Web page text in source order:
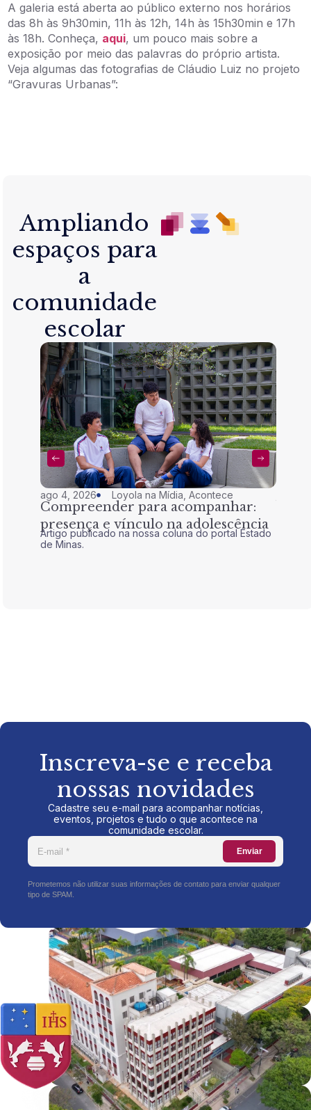
A galeria está aberta ao público externo nos horários
das 8h às 9h30min, 11h às 12h, 14h às 15h30min e 17h
às 18h. Conheça, aqui, um pouco mais sobre a
exposição por meio das palavras do próprio artista.
Veja algumas das fotografias de Cláudio Luiz no projeto
“Gravuras Urbanas”:
Ampliando
espaços para
a
comunidade
escolar
ago 4, 2026 Loyola na Mídia ,Acontece
Compreender para acompanhar:
presença e vínculo na adolescência
Artigo publicado na nossa coluna do portal Estado
de Minas.
Inscreva-se e receba
nossas novidades
Cadastre seu e-mail para acompanhar notícias,
eventos, projetos e tudo o que acontece na
comunidade escolar.
Enviar
Prometemos não utilizar suas informações de contato para enviar qualquer
tipo de SPAM.